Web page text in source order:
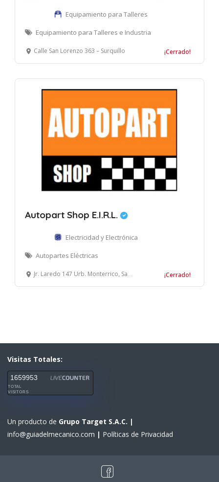
Equipamiento para Talleres
Equipamiento para Talleres e Industria
Calle San Lorenzo 363 – Surquillo ¡Cerrado!
Autopart Shop E.I.R.L.
Electricidad y Electrónica
Autopartes Eléctricas
Jr. Laredo 147 Urb. Monterrico, Santiago de Surco, Lima ¡Cerrado!
Visitas Totales:
1659953
TOTAL
VISITORS
Un producto de Grupo Target S.A.C. |
info@guiadelmecanico.com | Políticas de Privacidad